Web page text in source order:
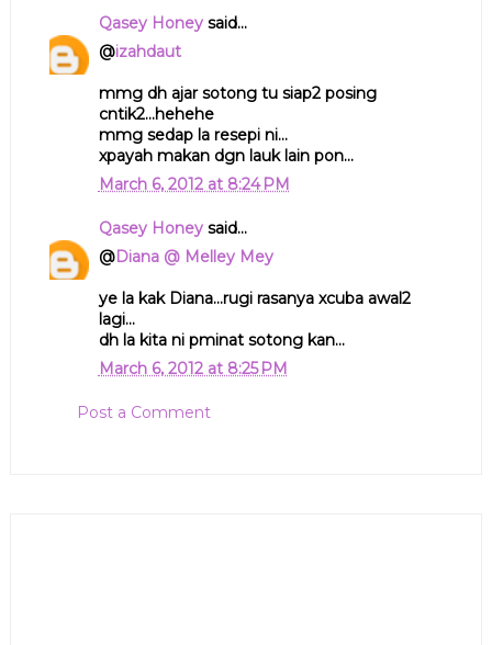
Qasey Honeysaid...
@izahdaut
mmg dh ajar sotong tu siap2 posing
cntik2...hehehe
mmg sedap la resepi ni...
xpayah makan dgn lauk lain pon...
March 6, 2012 at 8:24 PM
Qasey Honeysaid...
@Diana @ Melley Mey
ye la kak Diana...rugi rasanya xcuba awal2
lagi...
dh la kita ni pminat sotong kan...
March 6, 2012 at 8:25 PM
Post a Comment